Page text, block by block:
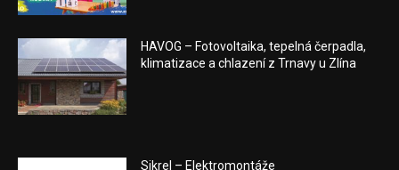
HAVOG – Fotovoltaika, tepelná čerpadla,
klimatizace a chlazení z Trnavy u Zlína
Sikrel – Elektromontáže